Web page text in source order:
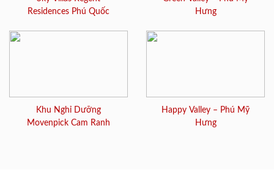
Residences Phú Quốc
Hưng
Khu Nghỉ Dưỡng
Movenpick Cam Ranh
Happy Valley – Phú Mỹ
Hưng